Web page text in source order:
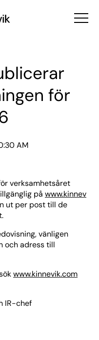
för
AM
verksamhetsåret
på www.kinnev
ut per post till de
vänligen
och adress till
www.kinnevik.com
IR-chef